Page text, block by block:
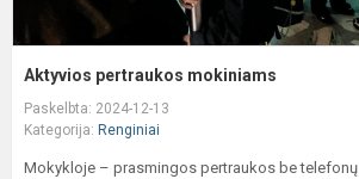
Aktyvios pertraukos mokiniams
Paskelbta: 2024-12-13
Kategorija: Renginiai
Mokykloje – prasmingos pertraukos be telefonų